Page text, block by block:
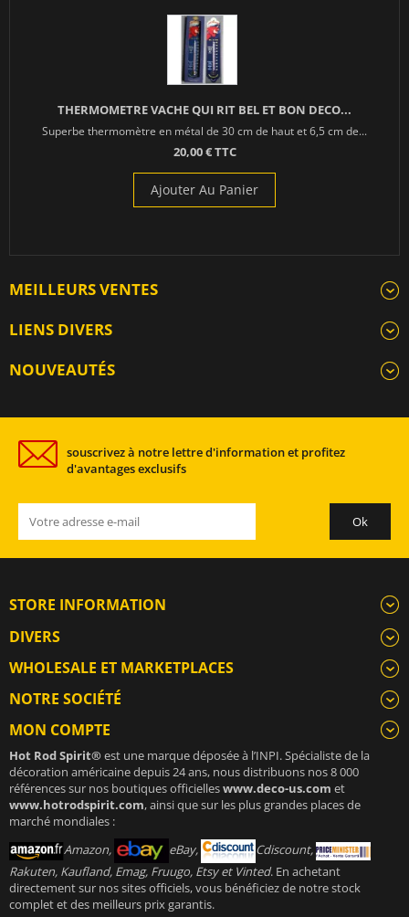
THERMOMETRE VACHE QUI RIT BEL ET BON DECO...
Superbe thermomètre en métal de 30 cm de haut et 6,5 cm de...
20,00 € TTC
Ajouter Au Panier
MEILLEURS VENTES
LIENS DIVERS
NOUVEAUTÉS
souscrivez à notre lettre d'information et profitez
d'avantages exclusifs
STORE INFORMATION
DIVERS
WHOLESALE ET MARKETPLACES
NOTRE SOCIÉTÉ
MON COMPTE
Hot Rod Spirit®est une marque déposée à l’INPI. Spécialiste de la
décoration américaine depuis 24 ans, nous distribuons nos 8 000
références sur nos boutiques officielleswww.deco-us.com et
www.hotrodspirit.com, ainsi que sur les plus grandes places de
marché mondiales :
Amazon,
eBay,
Cdiscount,
Rakuten, Kaufland, Emag, Fruugo, Etsy et Vinted. En achetant
directement sur nos sites officiels, vous bénéficiez de notre stock
complet et des meilleurs prix garantis.